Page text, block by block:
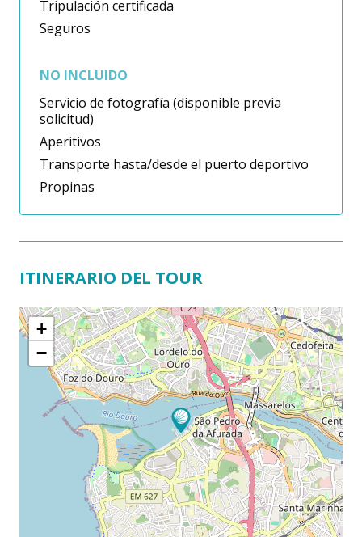
Tripulación certificada
Seguros
NO INCLUIDO
Servicio de fotografía (disponible previa
solicitud)
Aperitivos
Transporte hasta/desde el puerto deportivo
Propinas
ITINERARIO DEL TOUR
+
−